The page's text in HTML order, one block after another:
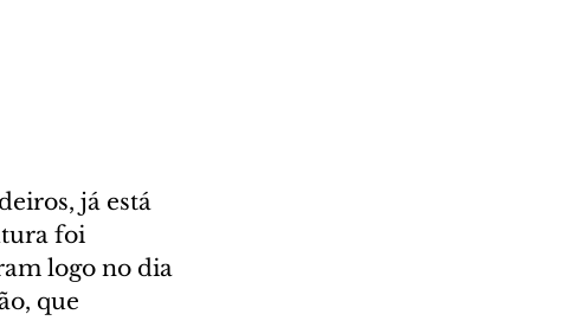
já está
foi
logo no dia
que